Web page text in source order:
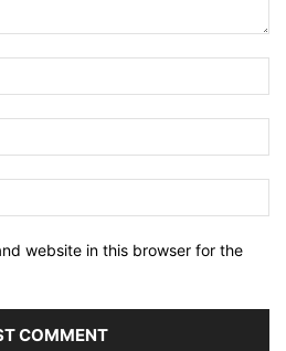
website in this browser for the